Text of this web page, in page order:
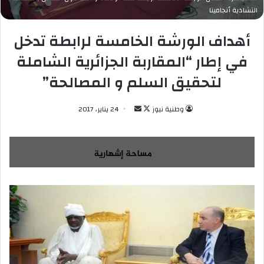
التشادية أنجامينا
أهداف الورشة الخامسة لرابطة تدخل
في إطار “المقاربة الجزائرية الشاملة
لتحقيق السلم و المصالحة”
وطنية نيوز
ت
ب
ع
ع
س
ل
ب
ل
24 يناير، 2017